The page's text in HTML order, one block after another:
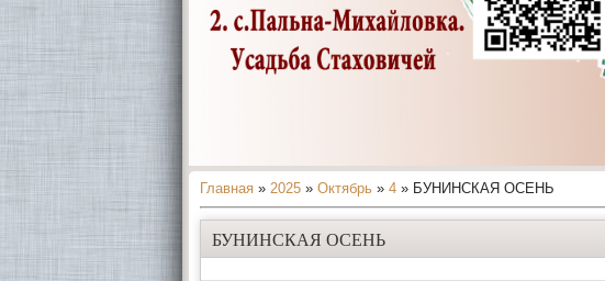
Главная » 2025 » Октябрь » 4 » БУНИНСКАЯ ОСЕНЬ
БУНИНСКАЯ ОСЕНЬ